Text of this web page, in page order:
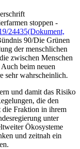
stoppen -
24435(Dokument,
90/Die Grünen
der menschlichen
zwischen Menschen
beim neuen
sehr wahrscheinlich.
und damit das Risiko
die den
die Fraktion in ihrem
unter
Ökosysteme
und zeitnah ein